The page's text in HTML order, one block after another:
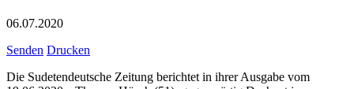
06.07.2020
Senden Drucken
Die Sudetendeutsche Zeitung berichtet in ihrer Ausgabe vom